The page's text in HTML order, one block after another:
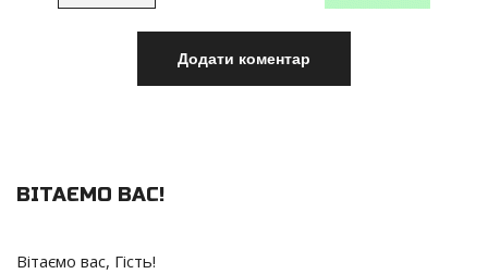
ВІТАЄМО ВАС!
Вітаємо вас, Гість!